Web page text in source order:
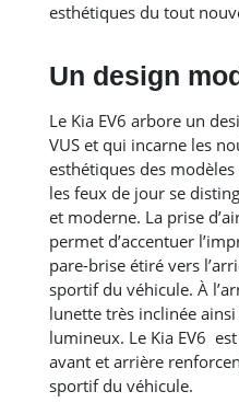
esthétiques du tout
Un design
Le Kia EV6 arbore un
VUS et qui incarne les
esthétiques des
les feux de jour se
et moderne. La prise
permet d’accentuer
pare-brise étiré vers
sportif du véhicule. À
lunette très inclinée
lumineux. Le Kia EV6
avant et arrière
sportif du véhicule.